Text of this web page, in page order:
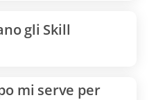
gli Skill
mi serve per